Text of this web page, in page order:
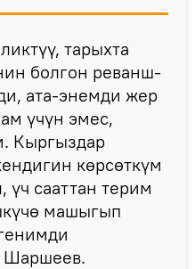
тарыхта
болгон реванш-
ата-энемди жер
үчүн эмес,
Кыргыздар
көрсөткүм
үч сааттан терим
машыгып
Шаршеев.